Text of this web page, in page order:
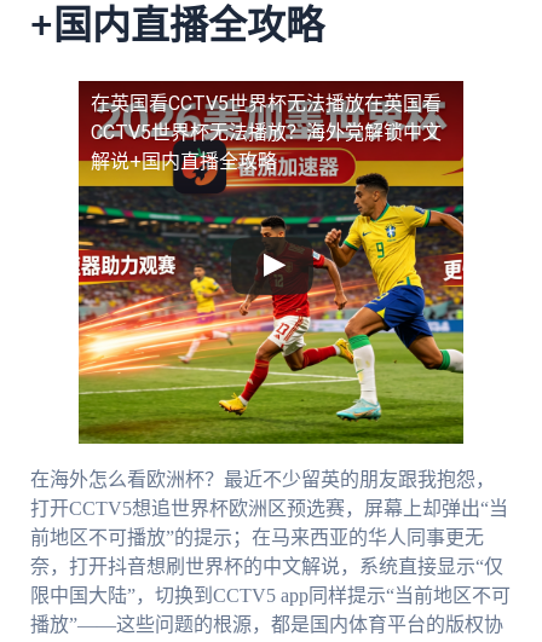
+国内直播全攻略
在英国看CCTV5世界杯无法播放在英国看
CCTV5世界杯无法播放？海外党解锁中文
解说+国内直播全攻略
在海外怎么看欧洲杯？最近不少留英的朋友跟我抱怨，
打开CCTV5想追世界杯欧洲区预选赛，屏幕上却弹出“当
前地区不可播放”的提示；在马来西亚的华人同事更无
奈，打开抖音想刷世界杯的中文解说，系统直接显示“仅
限中国大陆”，切换到CCTV5 app同样提示“当前地区不可
播放”——这些问题的根源，都是国内体育平台的版权协